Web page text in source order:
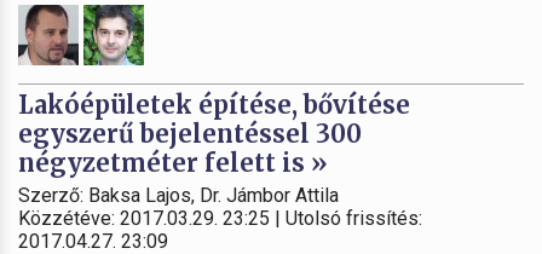
Lakóépületek építése, bővítése
egyszerű bejelentéssel 300
négyzetméter felett is »
Szerző: Baksa Lajos, Dr. Jámbor Attila
Közzétéve: 2017.03.29. 23:25 | Utolsó frissítés:
2017.04.27. 23:09